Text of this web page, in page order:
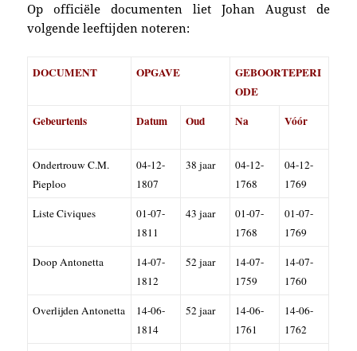
Op officiële documenten liet Johan August de
volgende leeftijden noteren:
DOCUMENT OPGAVE
GEBOORTEPERI
ODE
Gebeurtenis
Datum Oud Na Vóór
Ondertrouw C.M.
Pieploo
04-12-
1807
38 jaar
04-12-
1768
04-12-
1769
Liste Civiques
01-07-
1811
43 jaar
01-07-
1768
01-07-
1769
Doop Antonetta
14-07-
1812
52 jaar
14-07-
1759
14-07-
1760
Overlijden Antonetta
14-06-
1814
52 jaar
14-06-
1761
14-06-
1762